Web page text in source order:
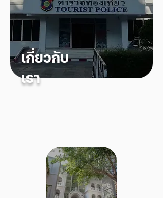
เกี่ยวกับ
เรา